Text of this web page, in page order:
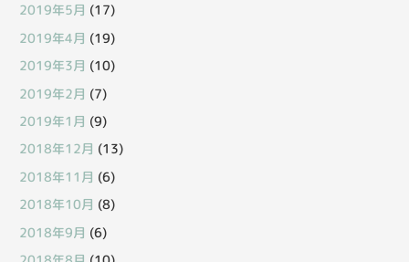
2019年5月 (17)
2019年4月 (19)
2019年3月 (10)
2019年2月 (7)
2019年1月 (9)
2018年12月 (13)
2018年11月 (6)
2018年10月 (8)
2018年9月 (6)